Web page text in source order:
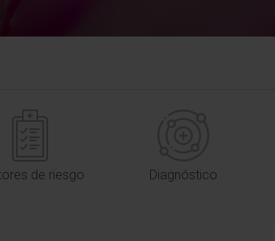
de riesgo Diagnóstico